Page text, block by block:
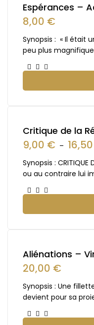
Espérances –
8,00 €
Synopsis : « Il était
peu plus
Critique de la
9,00 € – 16,50
Synopsis :
ou au contraire lui
Aliénations –
20,00 €
Synopsis : Une
devient pour sa